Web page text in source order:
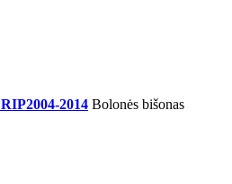
2014 Bolonės bišonas